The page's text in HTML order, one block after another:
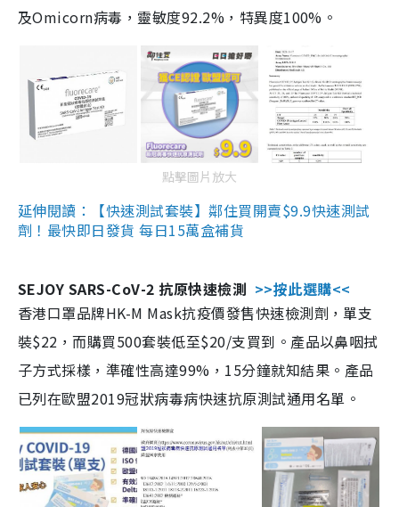
及Omicorn病毒，靈敏度92.2%，特異度100%。
點擊圖片放大
延伸閱讀：【快速測試套裝】鄰住買開賣$9.9快速測試
劑！最快即日發貨 每日15萬盒補貨
SEJOY SARS-CoV-2 抗原快速檢測 >>按此選購<<
香港口罩品牌HK-M Mask抗疫價發售快速檢測劑，單支
裝$22，而購買500套裝低至$20/支買到。產品以鼻咽拭
子方式採樣，準確性高達99%，15分鐘就知結果。產品
已列在歐盟2019冠狀病毒病快速抗原測試通用名單。